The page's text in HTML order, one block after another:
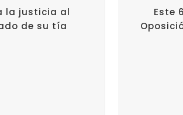
la justicia al
de su tía
Este